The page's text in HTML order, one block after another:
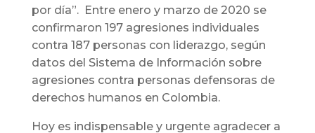
por día”. Entre enero y marzo de 2020 se
confirmaron 197 agresiones individuales
contra 187 personas con liderazgo, según
datos del Sistema de Información sobre
agresiones contra personas defensoras de
derechos humanos en Colombia.
Hoy es indispensable y urgente agradecer a